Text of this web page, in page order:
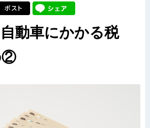
動車にかかる税
②